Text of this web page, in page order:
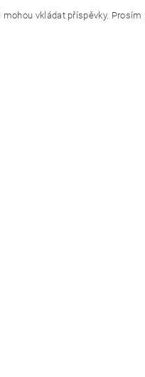
vkládat příspěvky. Prosím